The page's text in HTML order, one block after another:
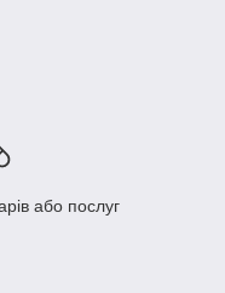
або послуг